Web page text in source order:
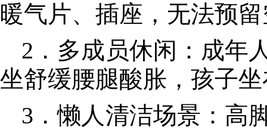
暖气片、插座，无法预
2．多成员休闲：成年
坐舒缓腰腿酸胀，孩子
3．懒人清洁场景：高